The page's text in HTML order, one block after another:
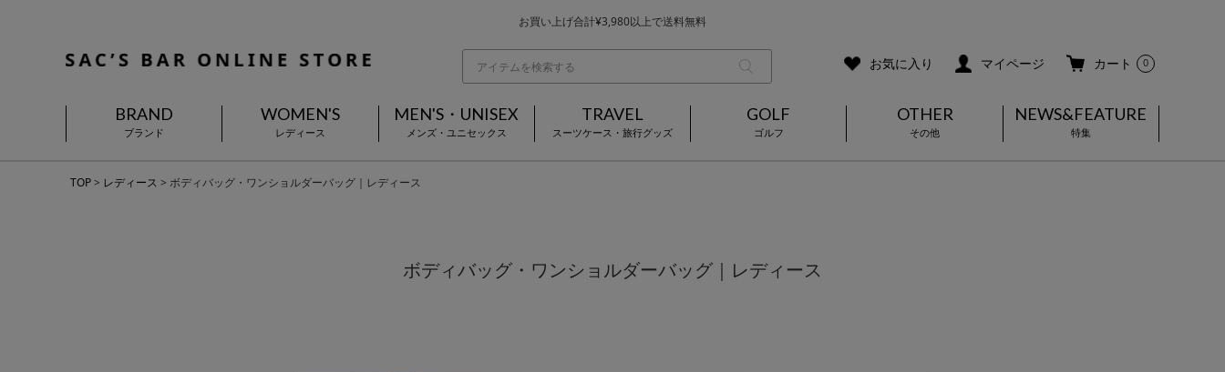
お買い上げ合計¥3,980以上で送料無料
当日～翌営業日を目安に順次発送（一部お取り寄せ商品を除く）
お気に入り マイページ カート 0
BRAND
ブランド
WOMEN'S
レディース
MEN'S・UNISEX
メンズ・ユニセックス
TRAVEL
スーツケース・旅行グッズ
GOLF
ゴルフ
OTHER
その他
NEWS&FEATURE
特集
TOP レディース ボディバッグ・ワンショルダーバッグ｜レディース
ボディバッグ・ワンショルダーバッグ｜レディース